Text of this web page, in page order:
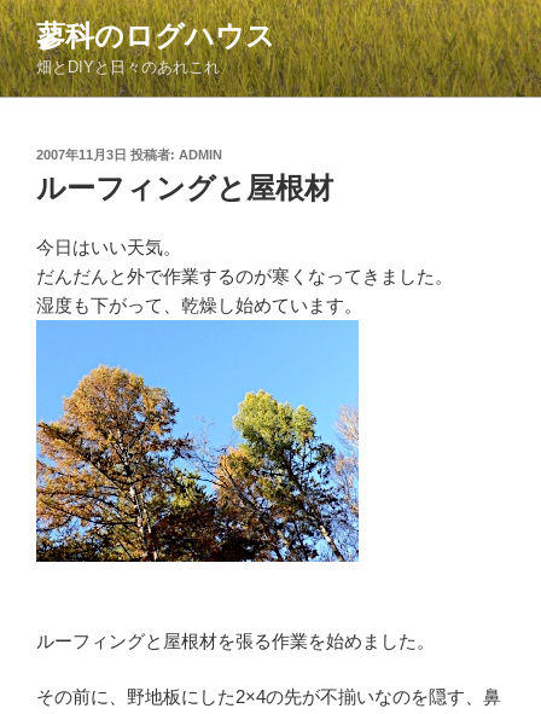
コ
ン
テ
ン
蓼科のログハウス
畑とDIYと日々のあれこれ
投
稿
日:
2007年11月3日 投稿者: ADMIN
ルーフィングと屋根材
今日はいい天気。
だんだんと外で作業するのが寒くなってきました。
湿度も下がって、乾燥し始めています。
ルーフィングと屋根材を張る作業を始めました。
その前に、野地板にした2×4の先が不揃いなのを隠す、鼻